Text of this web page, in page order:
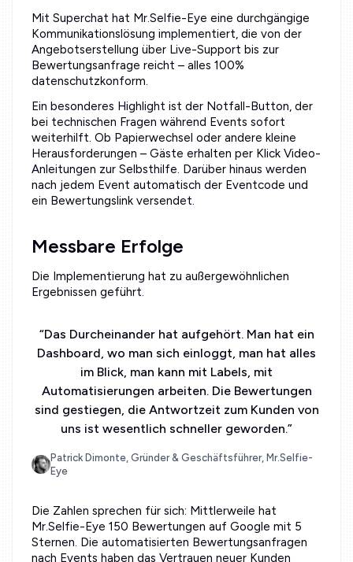
Mit Superchat hat Mr.Selfie-Eye eine durchgängige
Kommunikationslösung implementiert, die von der
Angebotserstellung über Live-Support bis zur
Bewertungsanfrage reicht – alles 100%
datenschutzkonform.
Ein besonderes Highlight ist der Notfall-Button, der
bei technischen Fragen während Events sofort
weiterhilft. Ob Papierwechsel oder andere kleine
Herausforderungen – Gäste erhalten per Klick Video-
Anleitungen zur Selbsthilfe. Darüber hinaus werden
nach jedem Event automatisch der Eventcode und
ein Bewertungslink versendet.
Messbare Erfolge
Die Implementierung hat zu außergewöhnlichen
Ergebnissen geführt.
“Das Durcheinander hat aufgehört. Man hat ein
Dashboard, wo man sich einloggt, man hat alles
im Blick, man kann mit Labels, mit
Automatisierungen arbeiten. Die Bewertungen
sind gestiegen, die Antwortzeit zum Kunden von
uns ist wesentlich schneller geworden.”
Patrick Dimonte, Gründer & Geschäftsführer, Mr.Selfie-
Eye
Die Zahlen sprechen für sich: Mittlerweile hat
Mr.Selfie-Eye 150 Bewertungen auf Google mit 5
Sternen. Die automatisierten Bewertungsanfragen
nach Events haben das Vertrauen neuer Kunden